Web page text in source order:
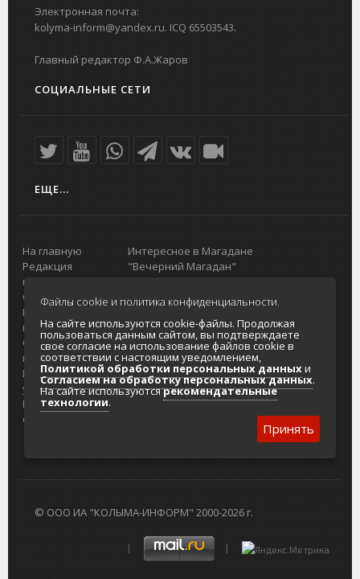
Электронная почта:
kolyma-inform@yandex.ru. ICQ 65503543.
Главный редактор Ф.А.Жаров
СОЦИАЛЬНЫЕ СЕТИ
ЕЩЕ...
На главную
Редакция
портала
О проекте
Реклама на
портале
Отзывы и
предложения
Интернет-
услуги
Разработка
сайтов
Интересное в Магадане
"Вечерний Магадан"
Реклама
Главный туристический портал
Колымы
Политика в отношении обработки
персональных данных
Согласие на обработку персональных
данных
© ООО ИА "КОЛЫМА-ИНФОРМ" 2000-2026 г.
Файлы cookie и политика конфиденциальности.
На сайте используются cookie-файлы. Продолжая
пользоваться данным сайтом, вы подтверждаете
свое согласие на использование файлов cookie в
соответствии с настоящим уведомлением,
Политикой обработки персональных данныхи
Согласием на обработку персональных данных.
На сайте используютсярекомендательные
технологии.
Принять